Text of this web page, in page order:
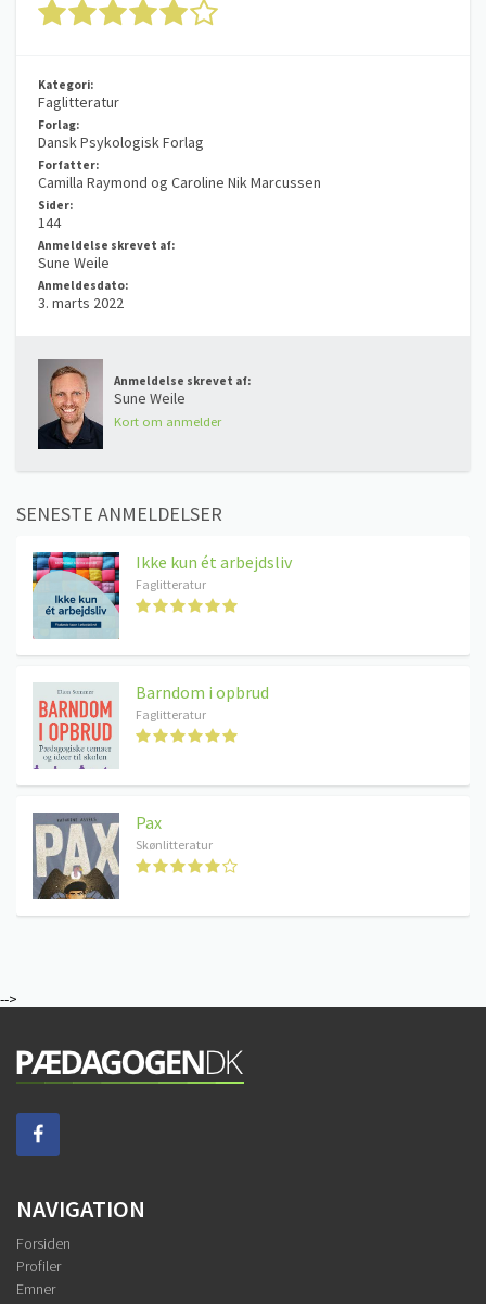
Kategori:
Faglitteratur
Forlag:
Dansk Psykologisk Forlag
Forfatter:
Camilla Raymond og Caroline Nik Marcussen
Sider:
144
Anmeldelse skrevet af:
Sune Weile
Anmeldesdato:
3. marts 2022
Anmeldelse skrevet af:
Sune Weile
Kort om anmelder
SENESTE ANMELDELSER
Ikke kun ét arbejdsliv
Faglitteratur
Barndom i opbrud
Faglitteratur
Pax
Skønlitteratur
-->
NAVIGATION
Forsiden
Profiler
Emner